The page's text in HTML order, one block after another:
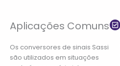
Aplicações Comuns
Os conversores de sinais Sassi
são utilizados em situações